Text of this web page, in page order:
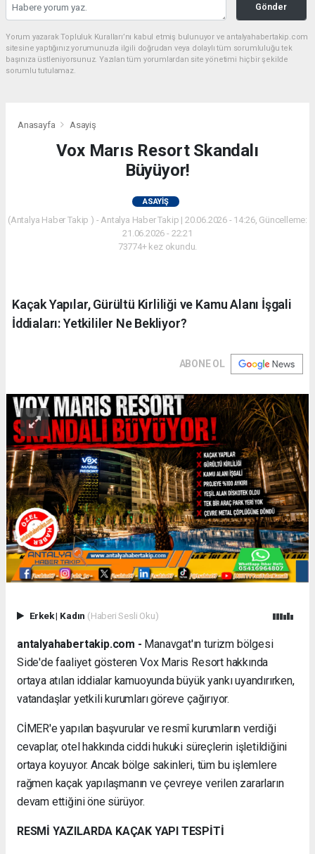
Gönder
Yorum yazarak Topluluk Kuralları’nı kabul etmiş bulunuyor ve antalyahabertakip.com
sitesine yaptığınız yorumunuzla ilgili doğrudan veya dolaylı tüm sorumluluğu tek
başınıza üstleniyorsunuz. Yazılan tüm yorumlardan site yönetimi hiçbir şekilde
sorumlu tutulamaz.
Anasayfa Asayiş
Vox Marıs Resort Skandalı
Büyüyor!
ASAYIŞ
(Antalya Haber Takip ) - Antalya Haber Takip | 20.06.2026 - 14:26, Güncelleme:
21.06.2026 - 22:21
73774+ kez okundu.
Kaçak Yapılar, Gürültü Kirliliği ve Kamu Alanı İşgali
İddiaları: Yetkililer Ne Bekliyor?
ABONE OL
Erkek| Kadın (Haberi Sesli Oku)
antalyahabertakip.com - Manavgat'ın turizm bölgesi
Side'de faaliyet gösteren Vox Maris Resort hakkında
ortaya atılan iddialar kamuoyunda büyük yankı uyandırırken,
vatandaşlar yetkili kurumları göreve çağırıyor.
CİMER'e yapılan başvurular ve resmî kurumların verdiği
cevaplar, otel hakkında ciddi hukuki süreçlerin işletildiğini
ortaya koyuyor. Ancak bölge sakinleri, tüm bu işlemlere
rağmen kaçak yapılaşmanın ve çevreye verilen zararların
devam ettiğini öne sürüyor.
RESMİ YAZILARDA KAÇAK YAPI TESPİTİ